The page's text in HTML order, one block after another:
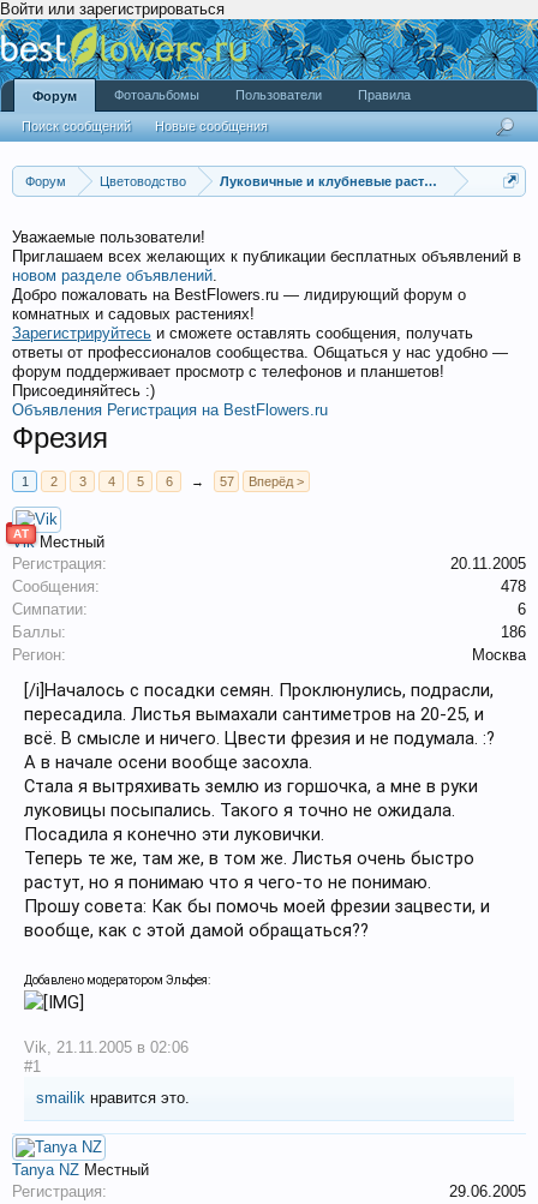
Войти или зарегистрироваться
Форум Цветоводство Луковичные и клубневые растения
Уважаемые пользователи!
Приглашаем всех желающих к публикации бесплатных объявлений в
новом разделе объявлений.
Добро пожаловать на BestFlowers.ru — лидирующий форум о
комнатных и садовых растениях!
Зарегистрируйтесь и сможете оставлять сообщения, получать
ответы от профессионалов сообщества. Общаться у нас удобно —
форум поддерживает просмотр с телефонов и планшетов!
Присоединяйтесь :)
Объявления Регистрация на BestFlowers.ru
Фрезия
1 2 3 4 5 6 → 57 Вперёд >
АТ
Vik Местный
Регистрация:
20.11.2005
Сообщения:
478
Симпатии:
6
Баллы:
186
Регион:
Москва
[/i]Началось с посадки семян. Проклюнулись, подрасли,
пересадила. Листья вымахали сантиметров на 20-25, и
всё. В смысле и ничего. Цвести фрезия и не подумала. :?
А в начале осени вообще засохла.
Стала я вытряхивать землю из горшочка, а мне в руки
луковицы посыпались. Такого я точно не ожидала.
Посадила я конечно эти луковички.
Теперь те же, там же, в том же. Листья очень быстро
растут, но я понимаю что я чего-то не понимаю.
Прошу совета: Как бы помочь моей фрезии зацвести, и
вообще, как с этой дамой обращаться??
Добавлено модератором Эльфея:
Vik, 21.11.2005 в 02:06
#1
smailik нравится это.
Tanya NZ Местный
Регистрация:
29.06.2005
Форум
Поиск сообщений Новые сообщения
Фотоальбомы Пользователи Правила